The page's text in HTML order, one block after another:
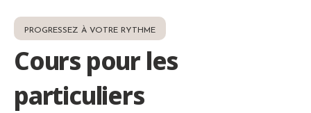
PROGRESSEZ À VOTRE RYTHME
Cours pour les
particuliers